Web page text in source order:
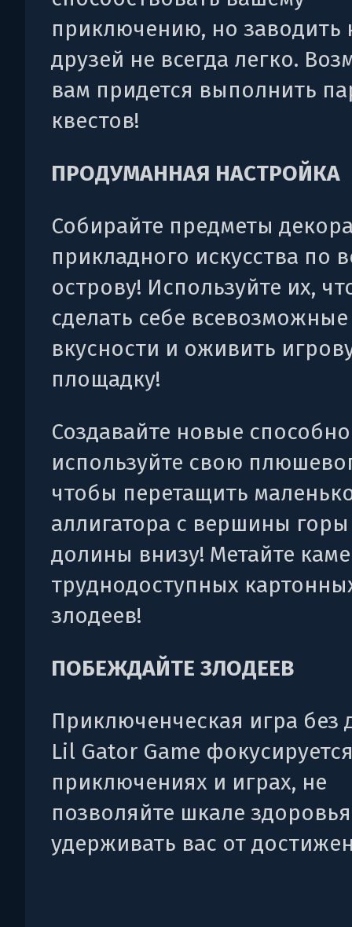
приключению, но заводить
друзей не всегда легко.
вам придется выполнить
квестов!
ПРОДУМАННАЯ НАСТРОЙКА
Собирайте предметы
прикладного искусства по
острову! Используйте их,
сделать себе всевозможные
вкусности и оживить
площадку!
Создавайте новые
используйте свою
чтобы перетащить
аллигатора с вершины
долины внизу! Метайте
труднодоступных
злодеев!
ПОБЕЖДАЙТЕ ЗЛОДЕЕВ
Приключенческая игра без
Lil Gator Game
приключениях и играх, не
позволяйте шкале здоровья
удерживать вас от